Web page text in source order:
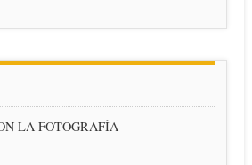
LA FOTOGRAFÍA